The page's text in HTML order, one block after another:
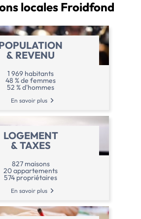
locales Froidfond
& REVENU
1 969 habitants
48 % de femmes
52 % d'hommes
En savoir plus
LOGEMENT
& TAXES
827 maisons
20 appartements
574 propriétaires
En savoir plus